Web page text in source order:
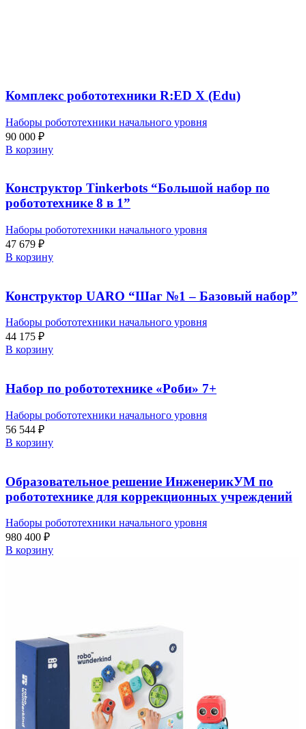
Комплекс робототехники R:ED X (Edu)
Наборы робототехники начального уровня
90 000 ₽
В корзину
Конструктор Tinkerbots “Большой набор по
робототехнике 8 в 1”
Наборы робототехники начального уровня
47 679 ₽
В корзину
Конструктор UARO “Шаг №1 – Базовый набор”
Наборы робототехники начального уровня
44 175 ₽
В корзину
Набор по робототехнике «Роби» 7+
Наборы робототехники начального уровня
56 544 ₽
В корзину
Образовательное решение ИнженерикУМ по
робототехнике для коррекционных учреждений
Наборы робототехники начального уровня
980 400 ₽
В корзину